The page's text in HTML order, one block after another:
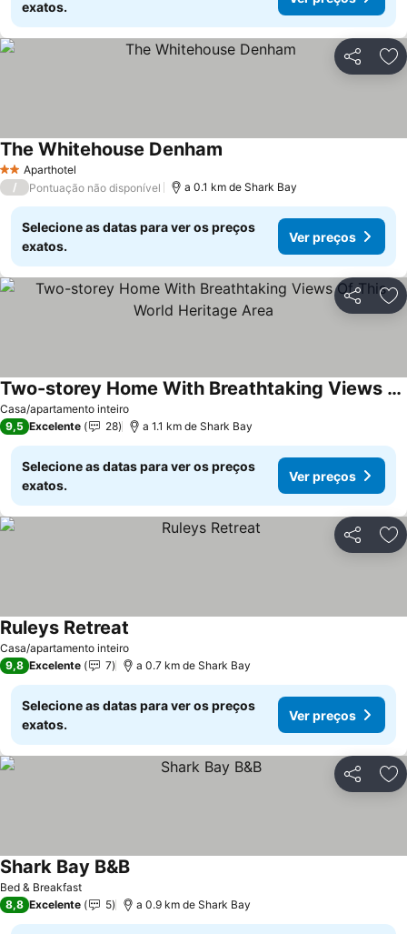
exatos.
Partilhar
2 EstrelasAparthotel
The Whitehouse Denham
/ Pontuação não disponível a 0.1 km de Shark Bay
Selecione as datas para ver os preços
exatos.
Ver preços
Partilhar
Casa/apartamento inteiro
Two-storey Home With Breathtaking Views Of This World Heritage Area
Ver preços
9,5 Excelente 28 a 1.1 km de Shark Bay
Selecione as datas para ver os preços
exatos.
Ver preços
Partilhar
Casa/apartamento inteiro
Ruleys Retreat
9,8 Excelente 7 a 0.7 km de Shark Bay
Selecione as datas para ver os preços
exatos.
Ver preços
Partilhar
Bed & Breakfast
Shark Bay B&BVer preços
8,8 Excelente 5 a 0.9 km de Shark Bay